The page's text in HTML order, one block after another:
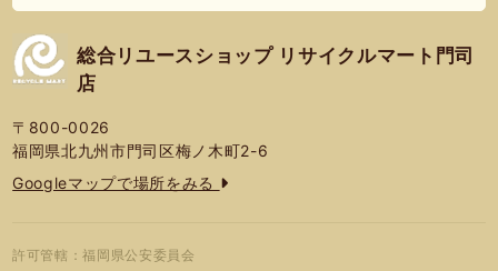
総合リユースショップ リサイクルマート門司
店
〒800-0026
福岡県北九州市門司区梅ノ木町2-6
Googleマップで場所をみる
許可管轄：福岡県公安委員会